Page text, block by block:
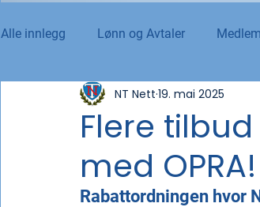
Alle innlegg Lønn og Avtaler
Norsk Tollblad Kurs og Utdanning
Internasjonalt Andre nyheter
Flere
med OPRA!
NT Nett 19. mai 2025
Rabattordningen hvor